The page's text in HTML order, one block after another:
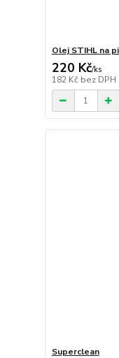
Olej STIHL na
220 Kč/ks
182 Kč bez DPH
Superclean